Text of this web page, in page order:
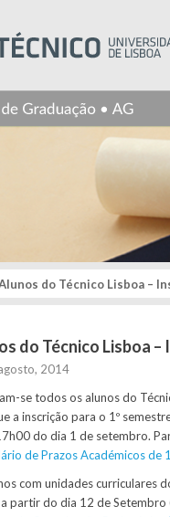
do Técnico Lisboa –
do Técnico Lisboa –
2014
se todos os alunos do
a inscrição para o 1º
do dia 1 de setembro.
de Prazos Académicos de
com unidades curriculares
partir do dia 12 de Setembro